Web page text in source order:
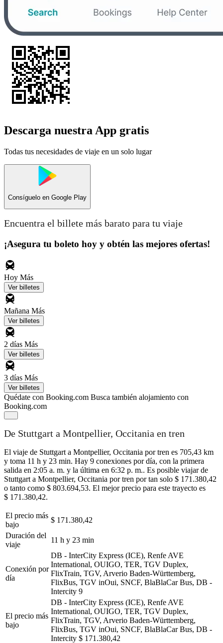
Descarga nuestra App gratis
Todas tus necesidades de viaje en un solo lugar
Consíguelo en Google Play
Encuentra el billete más barato para tu viaje
¡Asegura tu boleto hoy y obtén las mejores ofertas!
Hoy Más
Ver billetes
Mañana Más
Ver billetes
2 días Más
Ver billetes
3 días Más
Ver billetes
Quédate con Booking.com Busca también alojamiento con
Booking.com
De Stuttgart a Montpellier, Occitania en tren
El viaje de Stuttgart a Montpellier, Occitania por tren es 705,43 km
y toma 11 h y 23 min. Hay 9 conexiones por día, con la primera
salida en 2:05 a. m. y la última en 6:32 p. m.. Es posible viajar de
Stuttgart a Montpellier, Occitania por tren por tan solo $ 171.380,42
o tanto como $ 803.694,53. El mejor precio para este trayecto es
$ 171.380,42.
El precio más
bajo
$ 171.380,42
Duración del
viaje
11 h y 23 min
Conexión por
día
DB - InterCity Express (ICE), Renfe AVE
International, OUIGO, TER, TGV Duplex,
FlixTrain, TGV, Arverio Baden-Württemberg,
FlixBus, TGV inOui, SNCF, BlaBlaCar Bus, DB -
Intercity 9
El precio más
bajo
DB - InterCity Express (ICE), Renfe AVE
International, OUIGO, TER, TGV Duplex,
FlixTrain, TGV, Arverio Baden-Württemberg,
FlixBus, TGV inOui, SNCF, BlaBlaCar Bus, DB -
Intercity $ 171.380,42